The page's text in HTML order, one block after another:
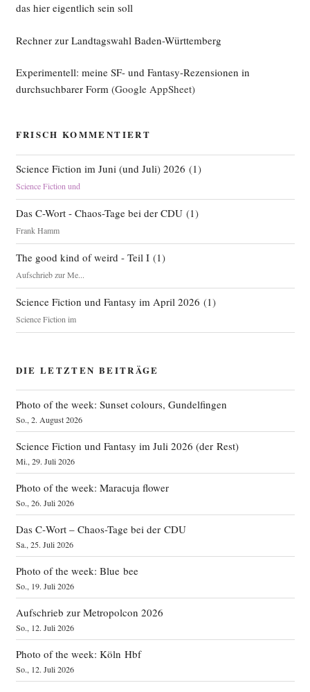
das hier eigentlich sein soll
Rechner zur Landtagswahl Baden-Württemberg
Experimentell: meine SF- und Fantasy-Rezensionen in
durchsuchbarer Form(Google AppSheet)
FRISCH KOMMENTIERT
Science Fiction im Juni (und Juli) 2026 (1)
Science Fiction und
Das C-Wort - Chaos-Tage bei der CDU(1)
Frank Hamm
The good kind of weird - Teil I(1)
Aufschrieb zur Me...
Science Fiction und Fantasy im April 2026 (1)
Science Fiction im
DIE LETZTEN BEITRÄGE
Photo of the week: Sunset colours, Gundelfingen
So., 2. August 2026
Science Fiction und Fantasy im Juli 2026 (der Rest)
Mi., 29. Juli 2026
Photo of the week: Maracuja flower
So., 26. Juli 2026
Das C‑Wort – Chaos-Tage bei der CDU
Sa., 25. Juli 2026
Photo of the week: Blue bee
So., 19. Juli 2026
Aufschrieb zur Metropolcon 2026
So., 12. Juli 2026
Photo of the week: Köln Hbf
So., 12. Juli 2026